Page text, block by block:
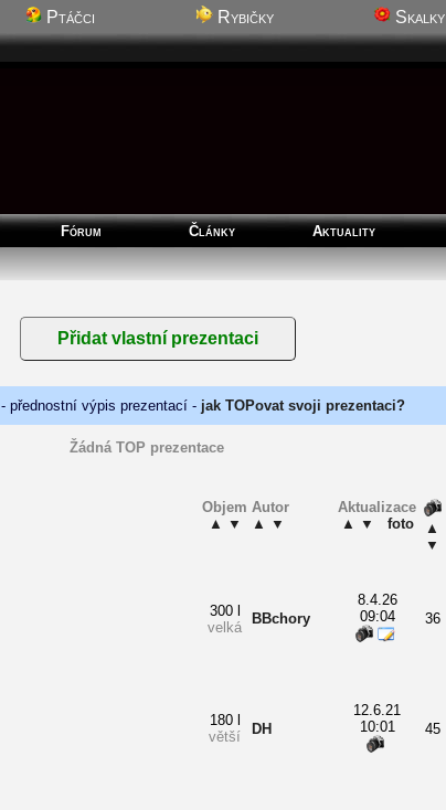
Ptáčci Rybičky Skalky
Fórum Články Aktuality
- přednostní výpis prezentací - jak TOPovat svoji prezentaci?
Žádná TOP prezentace
Objem
▲ ▼
Autor
▲ ▼
Aktualizace
▲ ▼ foto
▲
▼
300 l
velká
BBchory
8.4.26
09:04
36
180 l
větší
DH
12.6.21
10:01
45